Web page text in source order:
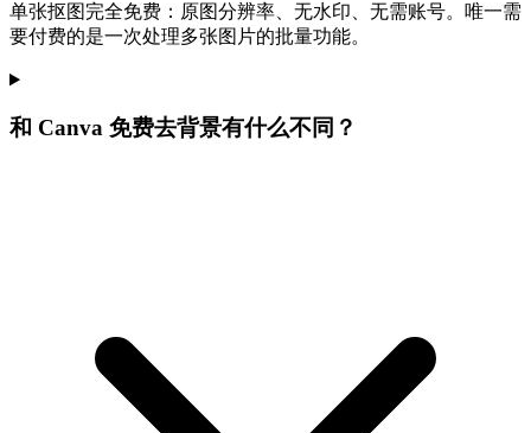
单张抠图完全免费：原图分辨率、无水印、无需账号。唯一需
要付费的是一次处理多张图片的批量功能。
和 Canva 免费去背景有什么不同？